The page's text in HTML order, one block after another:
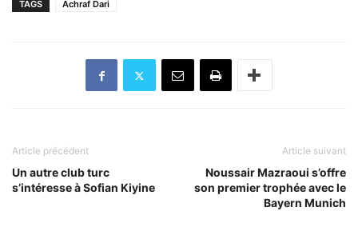
TAGS Achraf Dari
Article précédent
Un autre club turc
s’intéresse à Sofian Kiyine
Article suivant
Noussair Mazraoui s’offre
son premier trophée avec le
Bayern Munich